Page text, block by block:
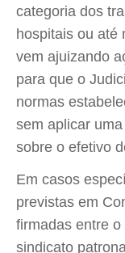
categoria dos
hospitais ou até
vem ajuizando
para que o
normas
sem aplicar
sobre o efetivo
Em casos
previstas em
firmadas entre
sindicato